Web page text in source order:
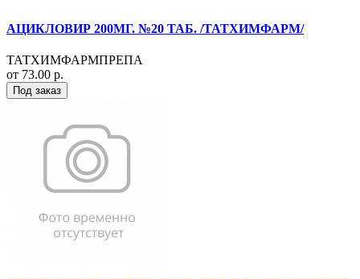
АЦИКЛОВИР 200МГ. №20 ТАБ. /ТАТХИМФАРМ/
ТАТХИМФАРМПРЕПА
от 73.00 р.
Под заказ